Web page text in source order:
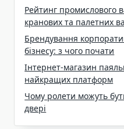
Рейтинг промислового
кранових та палетних
Брендування
бізнесу: з чого почати
Інтернет-магазин
найкращих платформ
Чому ролети можуть
двері